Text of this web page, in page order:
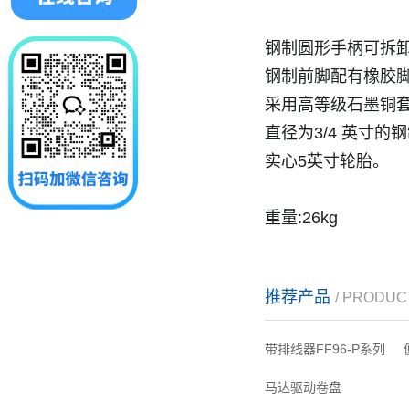
钢制圆形手柄可拆
钢制前脚配有橡胶
采用高等级石墨铜
直径为3/4 英寸的
实心5英寸轮胎。
重量:26kg
推荐产品 /
带排线器FF96-P系列
马达驱动卷盘